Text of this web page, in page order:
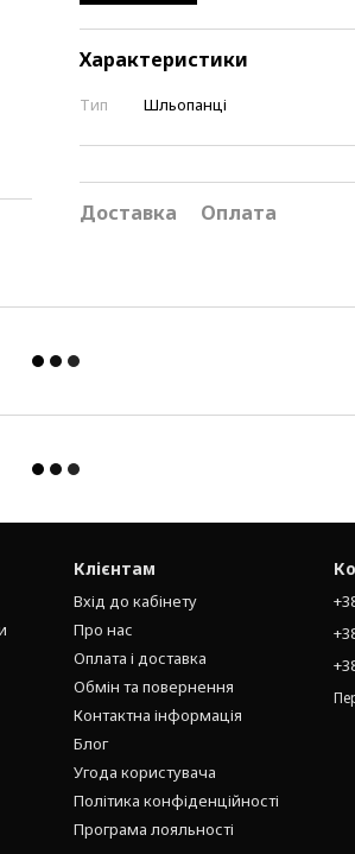
Характеристики
Тип Шльопанці
Доставка Оплата
Клієнтам
Вхід до кабінету
Про нас
Оплата і доставка
Обмін та повернення
Контактна інформація
Блог
Угода користувача
Політика конфіденційності
Програма лояльності